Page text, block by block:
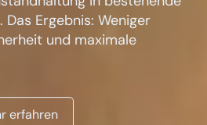
Ergebnis: Weniger
und maximale
erfahren